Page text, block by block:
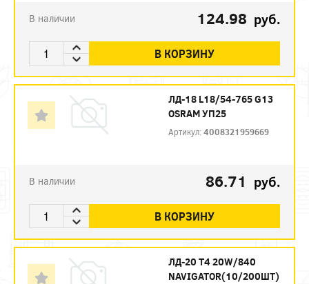
В наличии 124.98 руб.
В КОРЗИНУ
ЛД-18 L18/54-765 G13
OSRAM УП25
Артикул:4008321959669
В наличии 86.71 руб.
В КОРЗИНУ
ЛД-20 Т4 20W/840
NAVIGATOR(10/200ШТ)